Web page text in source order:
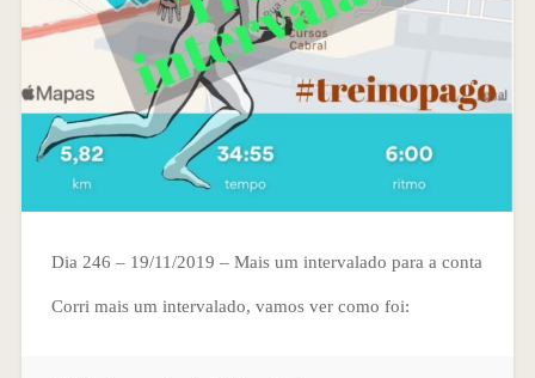
Dia 246 – 19/11/2019 – Mais um intervalado para a conta
Corri mais um intervalado, vamos ver como foi: